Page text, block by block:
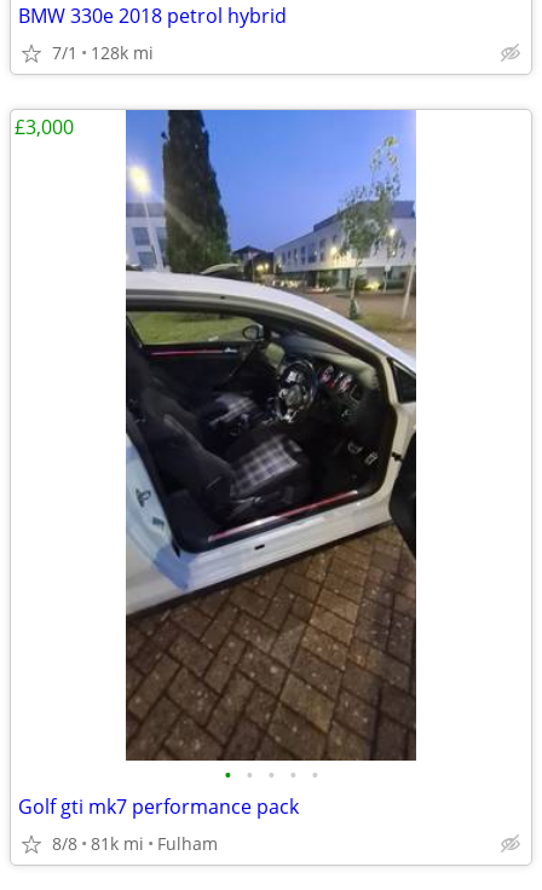
BMW 330e 2018 petrol hybrid
7/1 128k mi
• • • • •
Golf gti mk7 performance pack
8/8 81k mi Fulham
£3,000